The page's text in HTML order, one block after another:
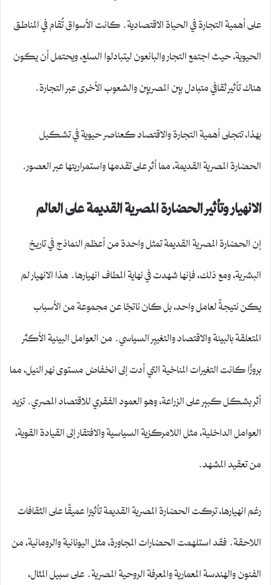
على أهمية التجارة في الحياة الاقتصادية. كانت الأسواق تُقام في المناطق
الحيوية، حيث اجتمع التجار والبائعون ليتبادلوا السلع، ويحتمل أن يكون
هناك تأثير ثقافي متبادل بين المصريين والشعوب الأخرى عبر التجارة.
بهذا، تتجلى أهمية التجارة والاقتصاد كعناصر حيوية في تشكيل
الحضارة المصرية القديمة، مما أثر على تقدمها واستمراريتها عبر العصور.
الانهيار وتأثير الحضارة المصرية القديمة على العالم
إن الحضارة المصرية القديمة تمثل واحدة من أعظم النماذج في تاريخ
البشرية، ومع ذلك، فإنها شهدت في نهاية المطاف انهيارها. هذا الانهيار لم
يكن نتيجةً لعامل واحد، بل كان ناتجًا عن مجموعة من الأسباب
المتعلقة بالبيئة والاقتصاد والتغيير السياسي. من العوامل البيئية الأكثر
بروزًا كانت التغيرات المناخية التي أدت إلى انخفاض مستوى نهر النيل، مما
أثر بشكل كبير على الزراعة، وهو العمود الفقري للاقتصاد المصري. تزيد
العوامل الداخلية، مثل اللامركزية السياسية والافتقار إلى القيادة القوية،
من تعقيد المشهد.
رغم انهيارها، تركت الحضارة المصرية القديمة تأثيرًا عميقًا على الثقافات
اللاحقة. فقد استلهمت الحضارات المجاورة، مثل اليونانية والرومانية، من
الفنون والهندسة المعمارية والمعرفة الروحية المصرية. على سبيل المثال،